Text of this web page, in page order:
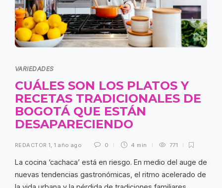
VARIEDADES
CUÁLES SON LOS PLATOS Y
RECETAS TRADICIONALES DE
BOGOTÁ QUE ESTÁN
DESAPARECIENDO
REDACTOR 1,1 año ago 0 4 min 771
La cocina ‘cachaca’ está en riesgo. En medio del auge de
nuevas tendencias gastronómicas, el ritmo acelerado de